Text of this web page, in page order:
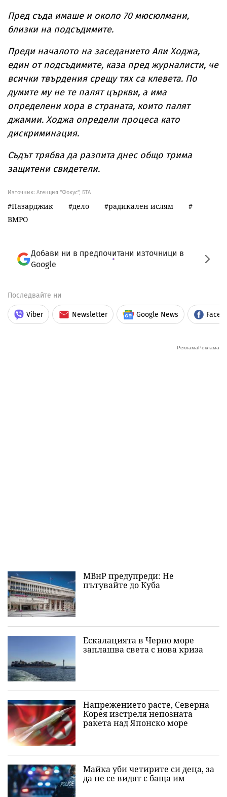
Пред съда имаше и около 70 мюсюлмани,
близки на подсъдимите.
Преди началото на заседанието Али Ходжа,
един от подсъдимите, каза пред журналисти, че
всички твърдения срещу тях са клевета. По
думите му не те палят църкви, а има
определени хора в страната, които палят
джамии. Ходжа определи процеса като
дискриминация.
Съдът трябва да разпита днес общо трима
защитени свидетели.
Източник: Агенция "Фокус", БТА
Пазарджик дело
радикален ислям
ВМРО
Добави ни в предпочитани източници в
Google
Последвайте ни
Viber Newsletter Google News
МВнР предупреди: Не
пътувайте до Куба
Ескалацията в Черно море
заплашва света с нова криза
Напрежението расте, Северна
Корея изстреля непозната
ракета над Японско море
Майка уби четирите си деца, за
да не се видят с баща им